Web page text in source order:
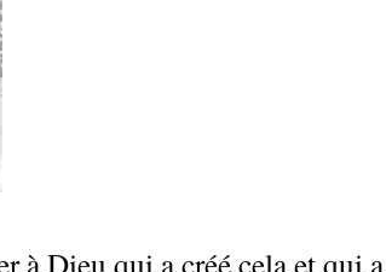
à Dieu qui a créé cela et qui